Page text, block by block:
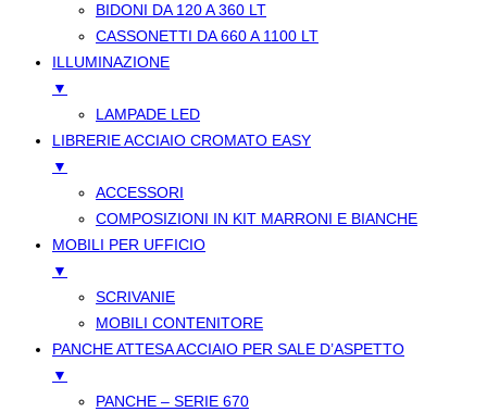
BIDONI DA 120 A 360 LT
CASSONETTI DA 660 A 1100 LT
ILLUMINAZIONE
▼
LAMPADE LED
LIBRERIE ACCIAIO CROMATO EASY
▼
ACCESSORI
COMPOSIZIONI IN KIT MARRONI E BIANCHE
MOBILI PER UFFICIO
▼
SCRIVANIE
MOBILI CONTENITORE
PANCHE ATTESA ACCIAIO PER SALE D’ASPETTO
▼
PANCHE – SERIE 670